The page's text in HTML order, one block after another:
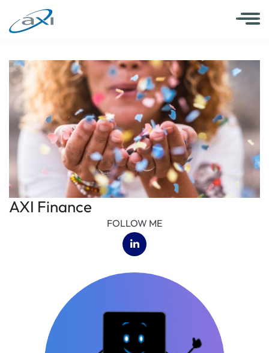
AXI Finance
FOLLOW ME
(opens in a new tab)